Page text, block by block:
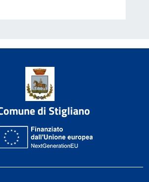
di Stigliano